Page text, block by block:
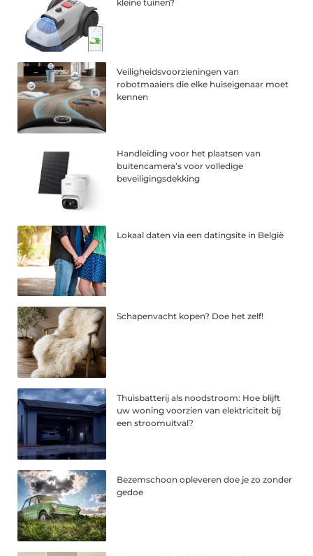
kleine tuinen?
Veiligheidsvoorzieningen van
robotmaaiers die elke huiseigenaar moet
kennen
Handleiding voor het plaatsen van
buitencamera’s voor volledige
beveiligingsdekking
Lokaal daten via een datingsite in België
Schapenvacht kopen? Doe het zelf!
Thuisbatterij als noodstroom: Hoe blijft
uw woning voorzien van elektriciteit bij
een stroomuitval?
Bezemschoon opleveren doe je zo zonder
gedoe